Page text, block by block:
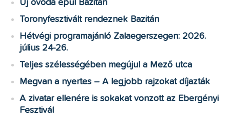
Új óvoda épül Bazitán
Toronyfesztivált rendeznek Bazitán
Hétvégi programajánló Zalaegerszegen: 2026.
július 24-26.
Teljes szélességében megújul a Mező utca
Megvan a nyertes – A legjobb rajzokat díjazták
A zivatar ellenére is sokakat vonzott az Ebergényi
Fesztivál